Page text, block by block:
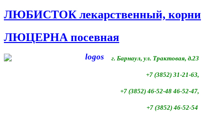
ЛЮБИСТОК лекарственный, корни
ЛЮЦЕРНА посевная
г. Барнаул, ул. Трактовая, д.23
+7 (3852) 31-21-63,
+7 (3852) 46-52-48 46-52-47,
+7 (3852) 46-52-54